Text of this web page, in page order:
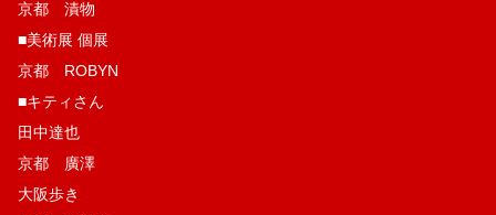
京都 漬物
■美術展 個展
京都 ROBYN
■キティさん
田中達也
京都 廣澤
大阪歩き